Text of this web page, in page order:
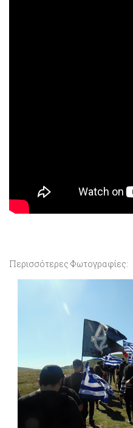
Περισσότερες Φωτογραφίες: